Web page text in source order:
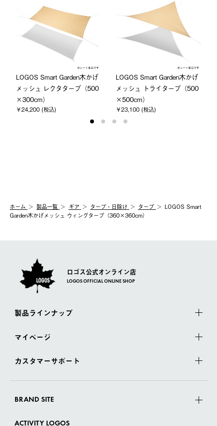
LOGOS Smart Garden木かげ
メッシュ レクタタープ（500
×300cm）
￥24,200 (税込)
LOGOS Smart Garden木かげ
メッシュ トライタープ（500
×500cm）
￥23,100 (税込)
ホーム 製品⼀覧 ギア タープ・日除け タープ
LOGOS Smart
Garden木かげメッシュ ウィングタープ（360×360cm）
ロゴス公式オンライン店
LOGOS OFFICIAL ONLINE SHOP
製品ラインナップ
マイページ
カスタマーサポート
BRAND SITE
ACTIVITY LOGOS